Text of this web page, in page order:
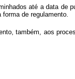
até a data de
de regulamento.
também, aos